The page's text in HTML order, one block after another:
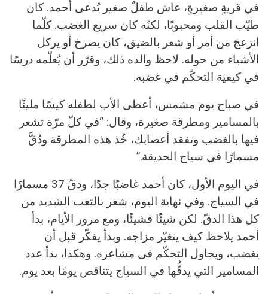
في قريةٍ صغيرةٍ، عاش طفلٌ صغير يُدعى أحمد. كان
طيّب القلب ومحبوبًا، لكنّه كان سريع الغضب. كلّما
انزعجَ من أمر أو شعر بالضيق، كان يصرخ أو يركل
الأشياء من حوله. لاحظ والده ذلك، وقرّر أن يُعلّمه درسًا
في كيفية التحكّم في غضبه.
في صباح يوم مشمس، أعطى الأب لطفله كيسًا مليئًا
بالمسامير ومطرقة صغيرة، وقال: “في كلّ مرّة تشعر
فيها بالغضب وتفقد أعصابك، خُذ هذه المطرقة ودُقَّ
مسمارًا في سياج الحديقة.”
في اليوم الأول، كان أحمد غاضبًا جدًا، ودقّ 37 مسمارًا
في السياج. وفي نهاية اليوم، شعر بالتعب الشديد من
كل هذا الدقّ. لكن شيئًا فشيئًا، ومع مرور الأيام، بدأ
أحمد يلاحظ كيف يتغيّر مزاجه. وبدأ يفكّر قبل أن
يغضب، ويحاول التحكّم في مشاعره. وهكذا، بدأ عدد
المسامير التي يدقُّها في السياج يتناقص يومًا بعد يوم.